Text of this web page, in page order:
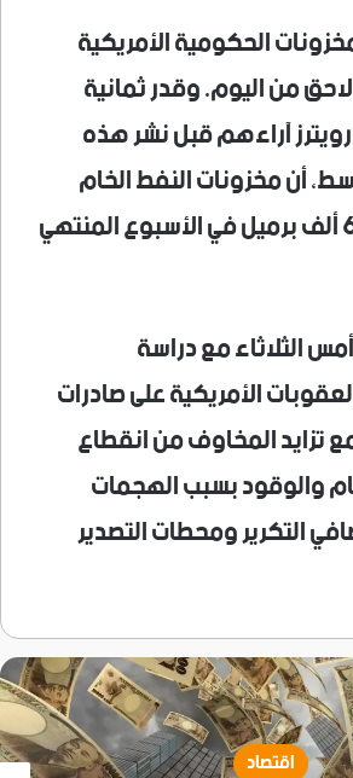
الحكومية الأمريكية
من اليوم. وقدر ثمانية
آراءهم قبل نشر هذه
أن مخزونات النفط الخام
انخفضت بنحو 600 ألف برميل في الأسبوع المنتهي
الثلاثاء مع دراسة
الأمريكية على صادرات
تزايد المخاوف من انقطاع
والوقود بسبب الهجمات
التكرير ومحطات التصدير
اقتصاد